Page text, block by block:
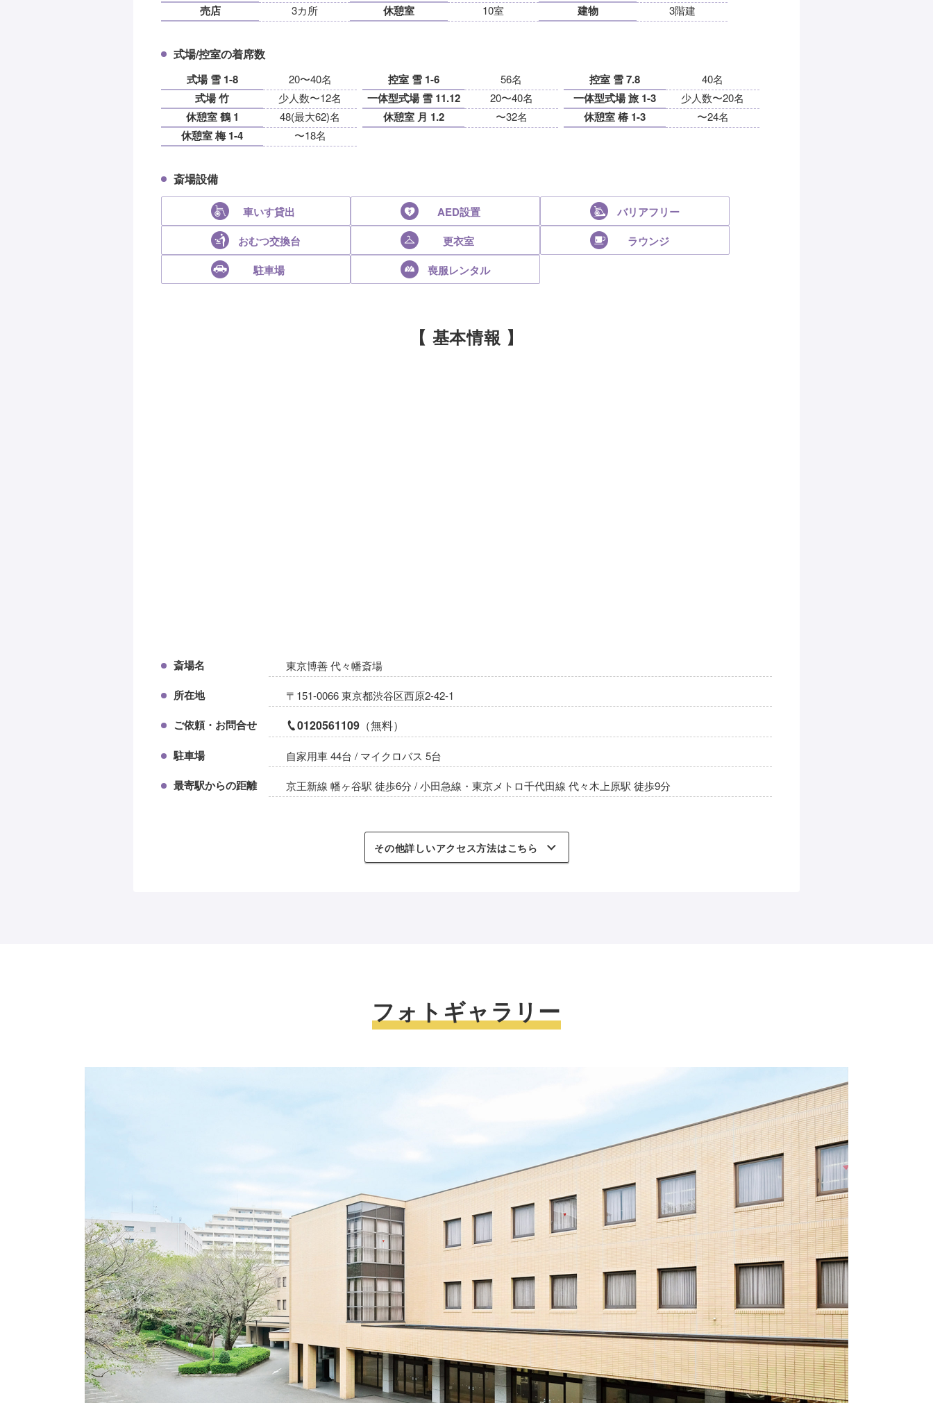
売店 3カ所 休憩室 10室 建物 3階建
式場/控室の着席数
式場 雪 1-8 20〜40名 控室 雪 1-6 56名 控室 雪 7.8 40名
式場 竹 少人数〜12名 一体型式場 雪 11.12 20〜40名 一体型式場 旅 1-3 少人数〜20名
休憩室 鶴 1 48(最大62)名 休憩室 月 1.2 〜32名 休憩室 椿 1-3 〜24名
休憩室 梅 1-4 〜18名
斎場設備
車いす貸出 AED設置
バリアフリー
おむつ交換台
更衣室
ラウンジ
駐車場
喪服レンタル
【 基本情報 】
斎場名 東京博善 代々幡斎場
所在地 〒151-0066 東京都渋谷区西原2-42-1
ご依頼・お問合せ 0120561109 （無料）
駐車場 自家用車 44台 / マイクロバス 5台
最寄駅からの距離 京王新線 幡ヶ谷駅 徒歩6分 / 小田急線・東京メトロ千代田線 代々木上原駅 徒歩9分
その他詳しいアクセス方法はこちら
フォトギャラリー